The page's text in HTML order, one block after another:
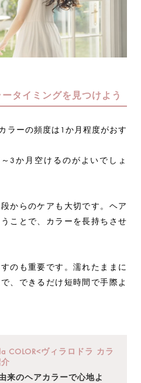
タイミングを見つけよう
ラーの頻度は1か月程度がおす
3か月空けるのがよいでしょ
からのケアも大切です。ヘア
ことで、カラーを長持ちさせ
のも重要です。濡れたままに
、できるだけ短時間で手際よ
COLOR<ヴィラロドラ カラ
来のヘアカラーで心地よ